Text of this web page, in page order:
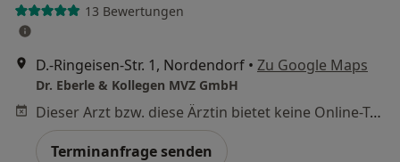
13 Bewertungen
D.-Ringeisen-Str. 1, Nordendorf • Zu Google Maps
Dr. Eberle & Kollegen MVZ GmbH
Dieser Arzt bzw. diese Ärztin bietet keine Online-Terminbuchung an diesem Standort an.
Terminanfrage senden